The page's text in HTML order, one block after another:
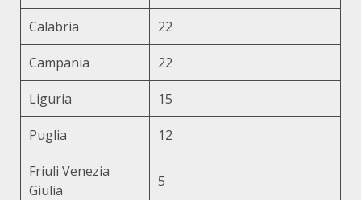
Calabria 22
Campania 22
Liguria 15
Puglia 12
Friuli Venezia
Giulia
5